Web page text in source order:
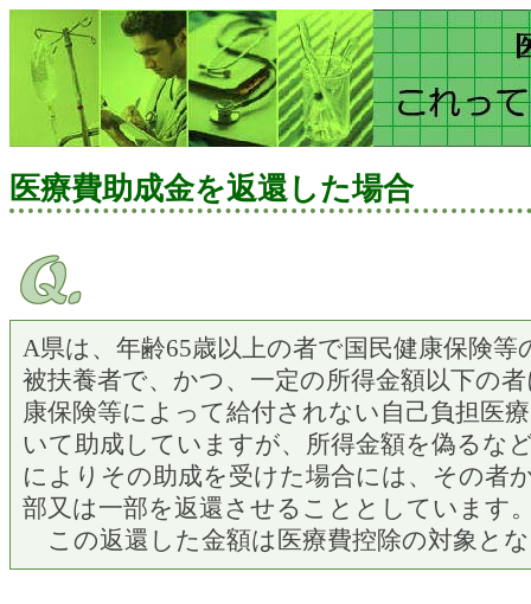
医療費助成金を返還した場合
A県は、年齢65歳以上の者で国民健康保険等
被扶養者で、かつ、一定の所得金額以下の
康保険等によって給付されない自己負担医
いて助成していますが、所得金額を偽るな
によりその助成を受けた場合には、その者
部又は一部を返還させることとしています
この返還した金額は医療費控除の対象と